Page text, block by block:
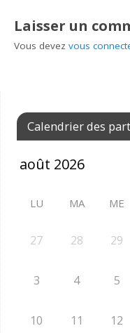
Laisser un
Vous devezvous
Calendrier des
LU MA ME
27 28 29
3 4 5
10 11 12